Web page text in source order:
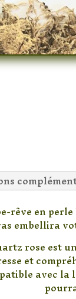
en
embellira
rose est
et
avec